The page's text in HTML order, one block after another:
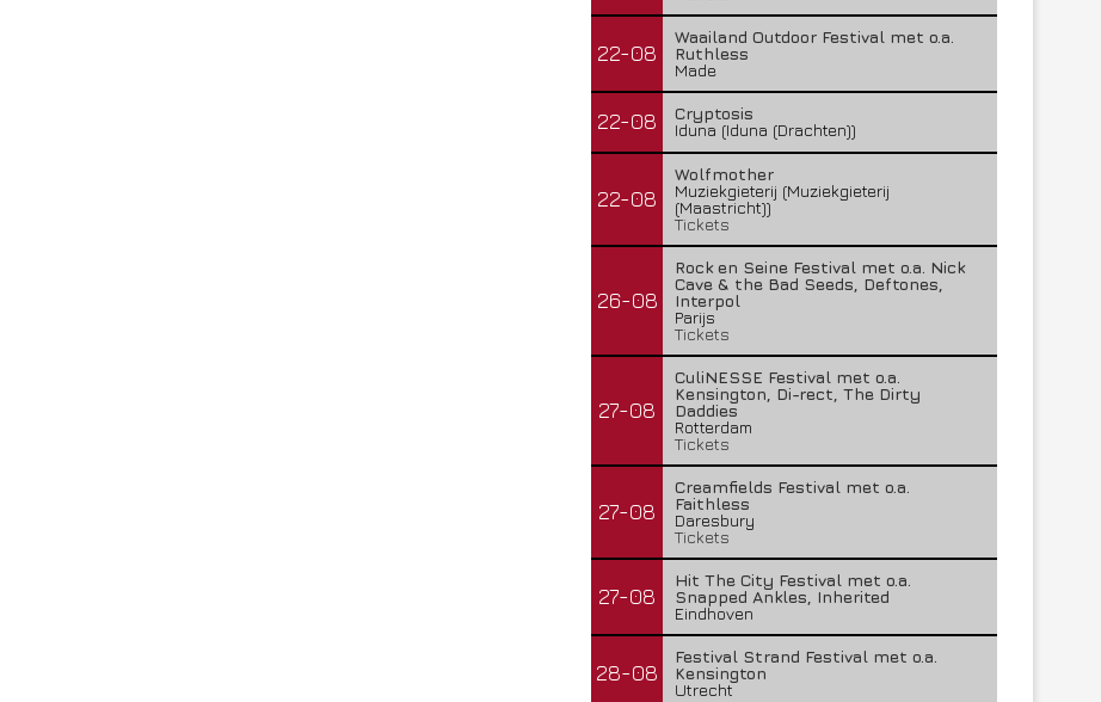
22-08
Waailand Outdoor Festival met o.a.
Ruthless
Made
22-08
Cryptosis
Iduna (Iduna (Drachten))
22-08
Wolfmother
Muziekgieterij (Muziekgieterij
(Maastricht))
Tickets
26-08
Rock en Seine Festival met o.a. Nick
Cave & the Bad Seeds, Deftones,
Interpol
Parijs
Tickets
27-08
CuliNESSE Festival met o.a.
Kensington, Di-rect, The Dirty
Daddies
Rotterdam
Tickets
27-08
Creamfields Festival met o.a.
Faithless
Daresbury
Tickets
27-08
Hit The City Festival met o.a.
Snapped Ankles, Inherited
Eindhoven
28-08
Festival Strand Festival met o.a.
Kensington
Utrecht